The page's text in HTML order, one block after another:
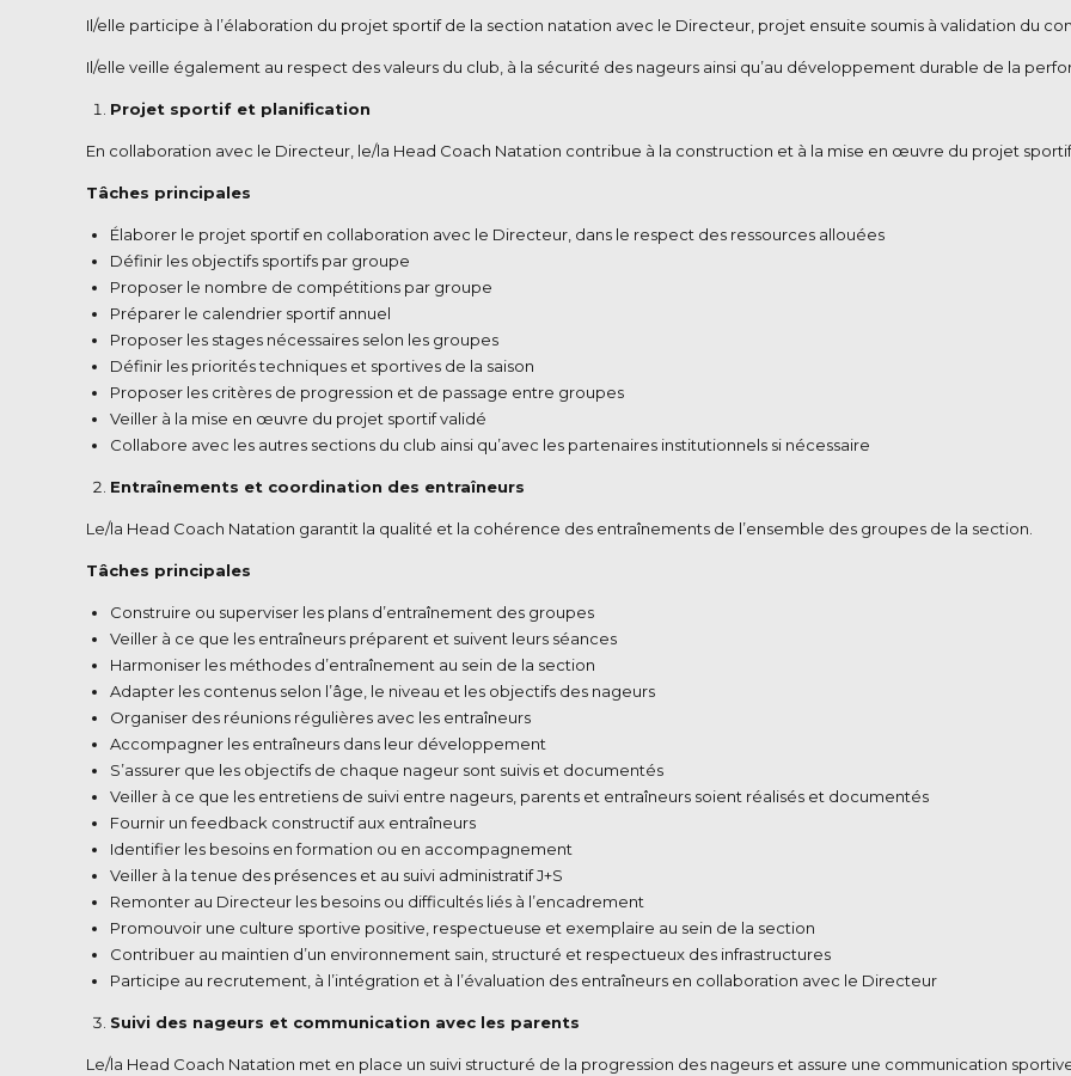
Il/elle participe à l’élaboration du projet sportif de la section natation avec le Directeur, projet ensuite soumis à validation du
Il/elle veille également au respect des valeurs du club, à la sécurité des nageurs ainsi qu’au développement durable de la
Projet sportif et planification
En collaboration avec le Directeur, le/la Head Coach Natation contribue à la construction et à la mise en œuvre du projet
Tâches principales
Élaborer le projet sportif en collaboration avec le Directeur, dans le respect des ressources allouées
Définir les objectifs sportifs par groupe
Proposer le nombre de compétitions par groupe
Préparer le calendrier sportif annuel
Proposer les stages nécessaires selon les groupes
Définir les priorités techniques et sportives de la saison
Proposer les critères de progression et de passage entre groupes
Veiller à la mise en œuvre du projet sportif validé
Collabore avec les autres sections du club ainsi qu’avec les partenaires institutionnels si nécessaire
Entraînements et coordination des entraîneurs
Le/la Head Coach Natation garantit la qualité et la cohérence des entraînements de l’ensemble des groupes de la section.
Tâches principales
Construire ou superviser les plans d’entraînement des groupes
Veiller à ce que les entraîneurs préparent et suivent leurs séances
Harmoniser les méthodes d’entraînement au sein de la section
Adapter les contenus selon l’âge, le niveau et les objectifs des nageurs
Organiser des réunions régulières avec les entraîneurs
Accompagner les entraîneurs dans leur développement
S’assurer que les objectifs de chaque nageur sont suivis et documentés
Veiller à ce que les entretiens de suivi entre nageurs, parents et entraîneurs soient réalisés et documentés
Fournir un feedback constructif aux entraîneurs
Identifier les besoins en formation ou en accompagnement
Veiller à la tenue des présences et au suivi administratif J+S
Remonter au Directeur les besoins ou difficultés liés à l’encadrement
Promouvoir une culture sportive positive, respectueuse et exemplaire au sein de la section
Contribuer au maintien d’un environnement sain, structuré et respectueux des infrastructures
Participe au recrutement, à l’intégration et à l’évaluation des entraîneurs en collaboration avec le Directeur
Suivi des nageurs et communication avec les parents
Le/la Head Coach Natation met en place un suivi structuré de la progression des nageurs et assure une communication